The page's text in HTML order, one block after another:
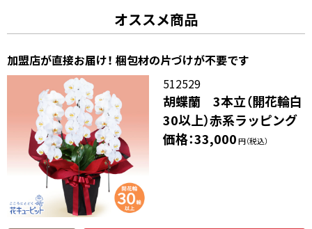
オススメ商品
加盟店が直接お届け！ 梱包材の片づけが不要です
512529
胡蝶蘭 3本立（開花輪白
30以上）赤系ラッピング
価格：33,000円（税込）